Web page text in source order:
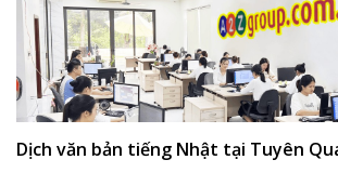
Dịch văn bản tiếng Nhật tại Tuyên